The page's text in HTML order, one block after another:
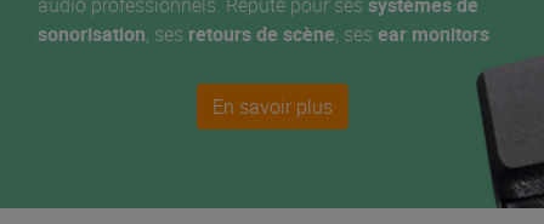
sonorisation, ses retours de scène, ses ear monitors
, LD s'est imposée, comme l'un
des leaders de sa catégorie en matière de
qualité de
et, bien sûr, de son. Leur série MAUI a
En savoir plus